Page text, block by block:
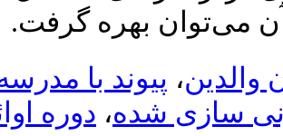
پیوند با مدرسه،
شده، دوره اوائل